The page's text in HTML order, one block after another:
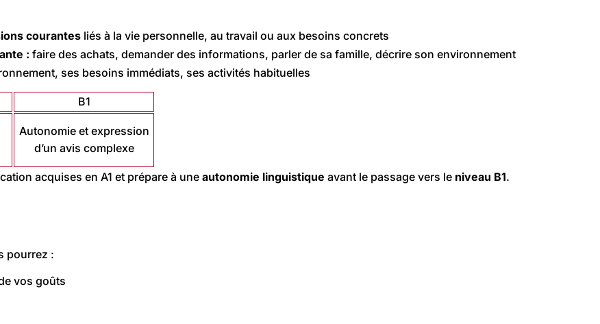
courantes liés à la vie personnelle, au travail ou aux besoins concrets
: faire des achats, demander des informations, parler de sa famille, décrire son environnement
ses besoins immédiats, ses activités habituelles
B1
Autonomie et expression
d’un avis complexe
acquises en A1 et prépare à une autonomie linguistique avant le passage vers le niveau B1.
pourrez :
vos goûts